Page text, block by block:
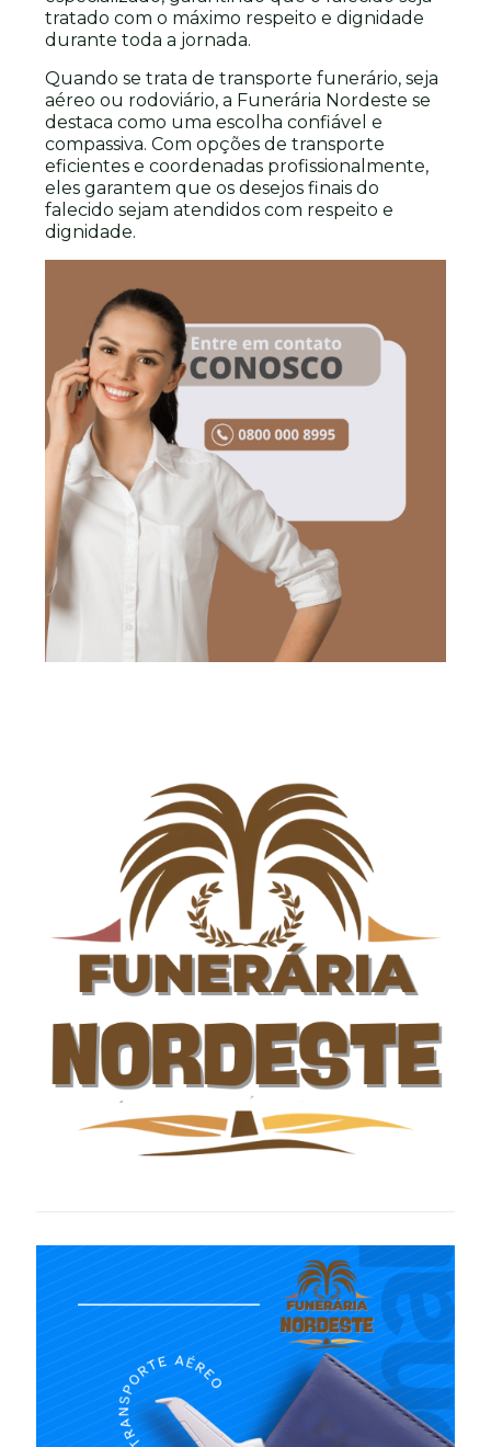
tratado com o máximo respeito e dignidade
durante toda a jornada.
Quando se trata de transporte funerário, seja
aéreo ou rodoviário, a Funerária Nordeste se
destaca como uma escolha confiável e
compassiva. Com opções de transporte
eficientes e coordenadas profissionalmente,
eles garantem que os desejos finais do
falecido sejam atendidos com respeito e
dignidade.